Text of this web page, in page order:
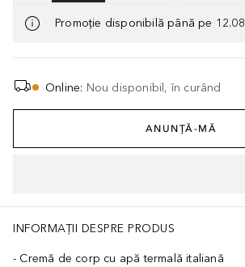
Promoție disponibilă până pe 12.08
Online: Nou disponibil, în curând
ANUNȚĂ-MĂ
INFORMAȚII DESPRE PRODUS
Cremă de corp cu apă termală italiană